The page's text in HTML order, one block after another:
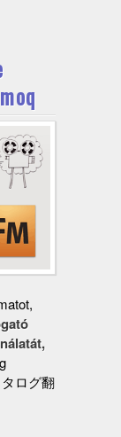
ログ翻